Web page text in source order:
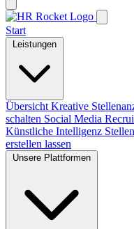
Start
Übersicht Kreative
schalten Social Media
Künstliche Intelligenz
erstellen lassen